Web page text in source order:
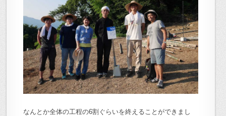
なんとか全体の工程の6割ぐらいを終えることができまし